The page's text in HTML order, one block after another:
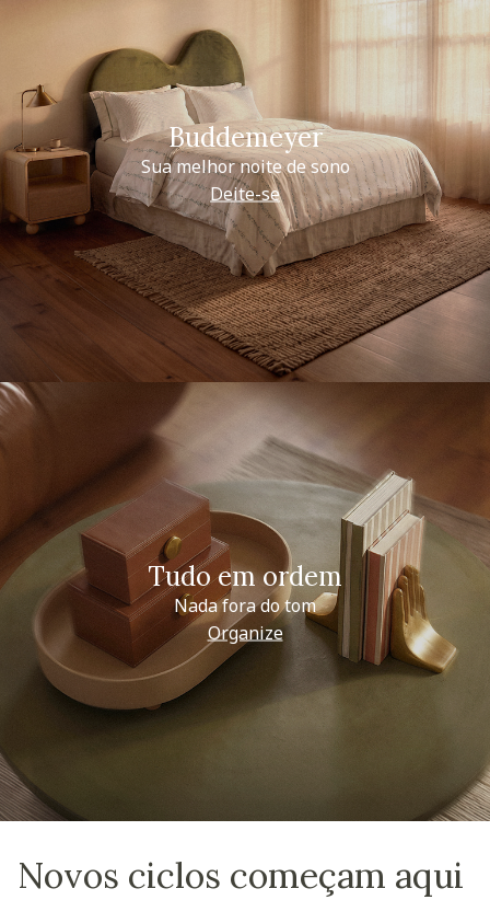
Buddemeyer
Sua melhor noite de sono
Deite-se
Tudo em ordem
Nada fora do tom
Organize
Novos ciclos começam aqui